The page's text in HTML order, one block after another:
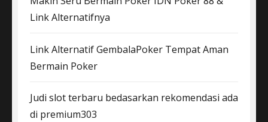
Link Alternatifnya
Link Alternatif GembalaPoker Tempat Aman
Bermain Poker
Judi slot terbaru bedasarkan rekomendasi ada
di premium303